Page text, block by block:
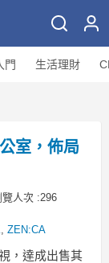
門 生活理財
室，佈局
覽人次 :296
, ZEN:CA
，達成出售其